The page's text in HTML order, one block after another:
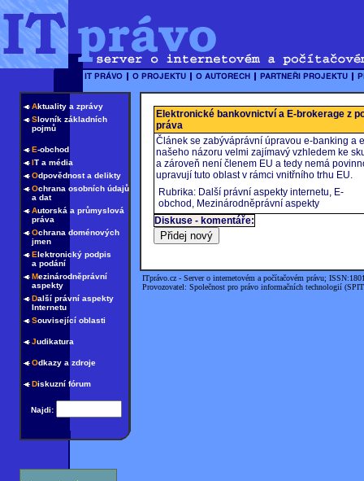
Aktuality a zprávy
Slovník základních
pojmů
E-obchod
IT a média
Odpovědnost a delikty
Ochrana osobních údajů
a dat
Autorská a průmyslová
práva
Ochrana doménových
jmen
Elektronický podpis
a podání
Mezinárodněprávní
aspekty
Další právní aspekty
Internetu
Související oblasti
Judikatura
Odkazy a zdroje
Diskuzní fórum
Najdi:
Elektronické bankovnictví a E-brokerage z
práva
Článek se zabýváprávní úpravou e-banking a
našeho názoru velmi zajímavý vzhledem ke
a zároveň není členem EU a tedy nemá
upravují tuto oblast v rámci vnitřního trhu EU.
Rubrika: Další právní aspekty internetu, E-
obchod, Mezinárodněprávní aspekty
Diskuse - komentáře:
ITprávo.cz - Server o internetovém a počítačovém právu;
Provozovatel: Společnost pro právo informačních technologií